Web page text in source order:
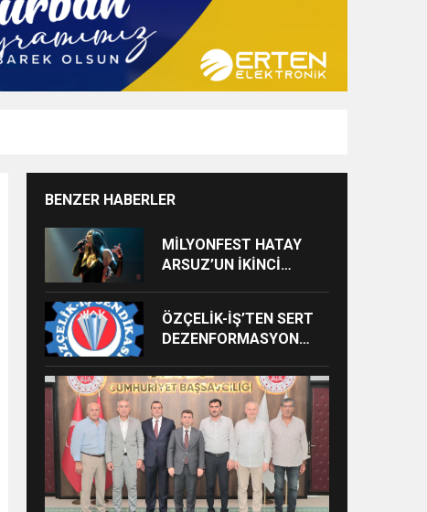
BENZER HABERLER
MİLYONFEST HATAY
ARSUZ’UN İKİNCİ
ALACAK
ÖZÇELİK-İŞ’TEN SERT
DEZENFORMASYON
VE CEZAİ SÜREÇ
BAŞLATILDI”